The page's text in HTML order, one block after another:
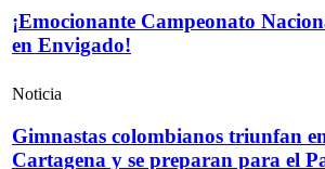
¡Emocionante Campeonato
en Envigado!
Noticia
Gimnastas colombianos triunfan
Cartagena y se preparan para el